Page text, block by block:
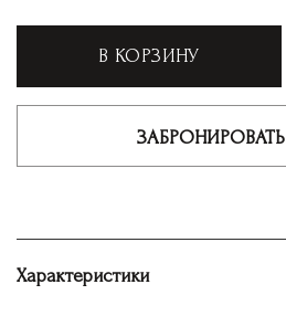
В КОРЗИНУ
ЗАБРОНИРОВАТЬ
Характеристики